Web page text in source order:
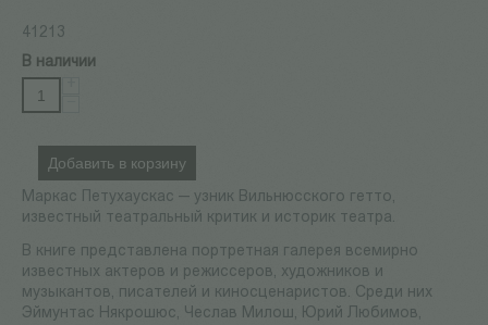
41213
В наличии
Добавить в корзину
Маркас Петухаускас — узник Вильнюсского гетто,
известный театральный критик и историк театра.
В книге представлена портретная галерея всемирно
известных актеров и режиссеров, художников и
музыкантов, писателей и киносценаристов. Среди них
Эймунтас Някрошюс, Чеслав Милош, Юрий Любимов,